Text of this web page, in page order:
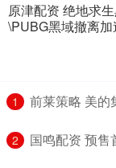
原津配资 绝地求
\PUBG黑域撤离
1 前莱策略 美的
2 国鸣配资 预售